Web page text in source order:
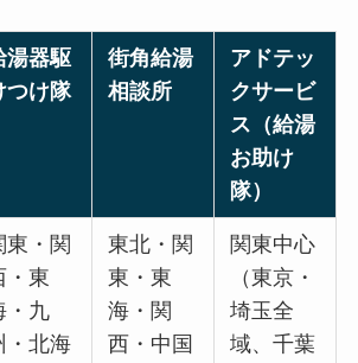
湯器駆
つけ隊
街角給湯
相談所
アドテッ
クサービ
ス（給湯
お助け
隊）
東・関
・東
・九
・北海
東北・関
東・東
海・関
西・中国
関東中心
（東京・
埼玉全
域、千葉